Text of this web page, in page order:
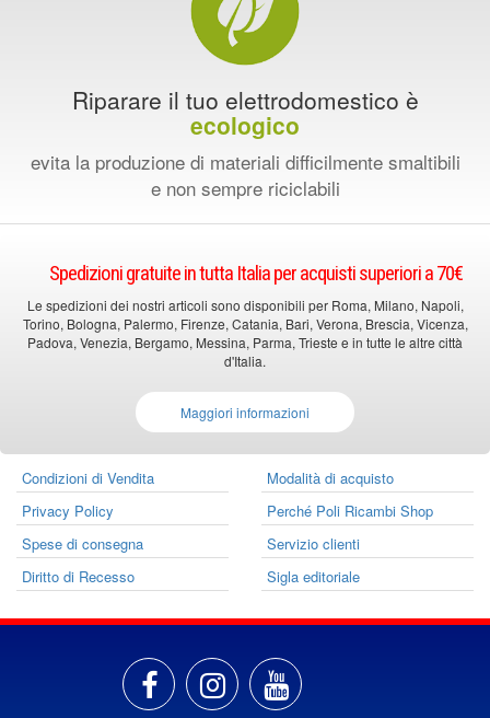
Riparare il tuo elettrodomestico è
ecologico
evita la produzione di materiali difficilmente smaltibili
e non sempre riciclabili
Spedizioni gratuite in tutta Italia per acquisti superiori a 70€
Le spedizioni dei nostri articoli sono disponibili per Roma, Milano, Napoli,
Torino, Bologna, Palermo, Firenze, Catania, Bari, Verona, Brescia, Vicenza,
Padova, Venezia, Bergamo, Messina, Parma, Trieste e in tutte le altre città
d'Italia.
Maggiori informazioni
Condizioni di Vendita
Modalità di acquisto
Privacy Policy
Perché Poli Ricambi Shop
Spese di consegna
Servizio clienti
Diritto di Recesso
Sigla editoriale